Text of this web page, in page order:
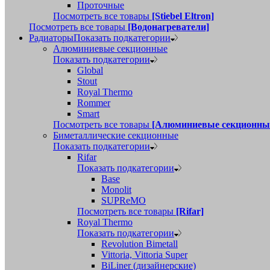
Проточные
Посмотреть все товары [Stiebel Eltron]
Посмотреть все товары [Водонагреватели]
РадиаторыПоказать подкатегории
Алюминиевые секционные
Показать подкатегории
Global
Stout
Royal Thermo
Rommer
Smart
Посмотреть все товары [Алюминиевые
Биметаллические секционные
Показать подкатегории
Rifar
Показать подкатегории
Base
Monolit
SUPReMO
Посмотреть все товары [Rifar]
Royal Thermo
Показать подкатегории
Revolution Bimetall
Vittoria, Vittoria Super
BiLiner (дизайнерские)